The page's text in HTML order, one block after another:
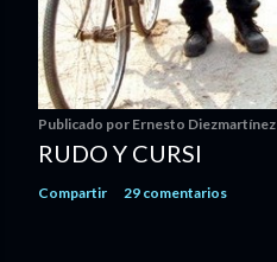
Publicado por Ernesto Diezmartínez
RUDO Y CURSI
Compartir 29 comentarios